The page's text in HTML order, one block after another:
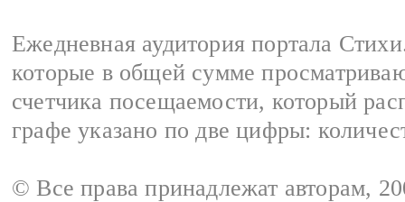
Ежедневная аудитория портала
которые в общей сумме
счетчика посещаемости, который
графе указано по две цифры:
© Все права принадлежат авторам,